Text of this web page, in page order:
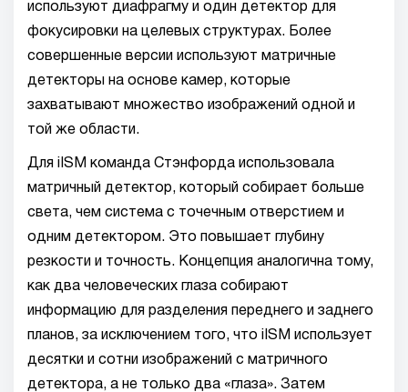
используют диафрагму и один детектор для
фокусировки на целевых структурах. Более
совершенные версии используют матричные
детекторы на основе камер, которые
захватывают множество изображений одной и
той же области.
Для iISM команда Стэнфорда использовала
матричный детектор, который собирает больше
света, чем система с точечным отверстием и
одним детектором. Это повышает глубину
резкости и точность. Концепция аналогична тому,
как два человеческих глаза собирают
информацию для разделения переднего и заднего
планов, за исключением того, что iISM использует
десятки и сотни изображений с матричного
детектора, а не только два «глаза». Затем